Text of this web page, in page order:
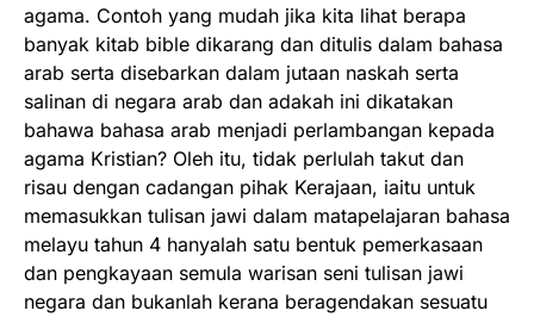
agama. Contoh yang mudah jika kita lihat berapa
banyak kitab bible dikarang dan ditulis dalam bahasa
arab serta disebarkan dalam jutaan naskah serta
salinan di negara arab dan adakah ini dikatakan
bahawa bahasa arab menjadi perlambangan kepada
agama Kristian? Oleh itu, tidak perlulah takut dan
risau dengan cadangan pihak Kerajaan, iaitu untuk
memasukkan tulisan jawi dalam matapelajaran bahasa
melayu tahun 4 hanyalah satu bentuk pemerkasaan
dan pengkayaan semula warisan seni tulisan jawi
negara dan bukanlah kerana beragendakan sesuatu